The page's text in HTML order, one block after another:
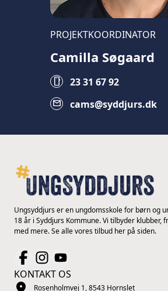
PROJEKTKOORDINATOR
Camilla Søgaard
smartphone 23 31 67 92
mail cams@syddjurs.dk
Ungsyddjurs er en ungdomsskole for børn og
18 år i Syddjurs Kommune. Vi tilbyder klubber,
med mere. Se alle vores tilbud her på siden.
KONTAKT OS
Rosenholmvej 1, 8543 Hornslet